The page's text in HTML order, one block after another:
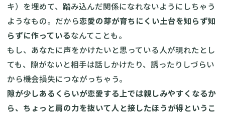
キ）を埋めて、踏み込んだ関係になれないようにしちゃう
ようなもの。だから恋愛の芽が育ちにくい土台を知らず知
らずに作っているなんてことも。
もし、あなたに声をかけたいと思っている人が現れたとし
ても、隙がないと相手は話しかけたり、誘ったりしづらい
から機会損失につながっちゃう。
隙が少しあるくらいが恋愛する上では親しみやすくなるか
ら、ちょっと肩の力を抜いて人と接したほうが得というこ